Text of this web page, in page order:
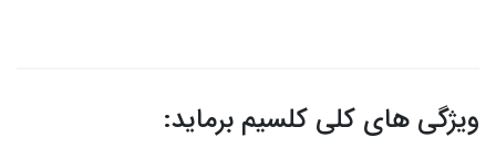
ویژگی های کلی کلسیم برماید: